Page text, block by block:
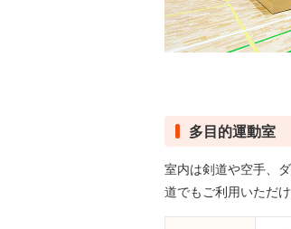
多目的運動室
室内は剣道や空手、
道でもご利用いただけ